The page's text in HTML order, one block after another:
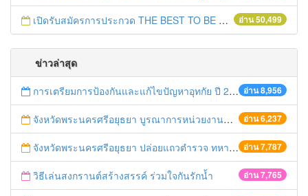
อ่าน 50,499
เปิดรับสมัครการประกวด THE BEST TO BE NUMBER ONE
ข่าวล่าสุด
อ่าน 8,956
การเตรียมการป้องกันและแก้ไขปัญหาอุทกัย ปี 2561
อ่าน 6,237
จังหวัดพระนครศรีอยุธยา บูรณาการหน่วยงานที่เกี่ยวข้อง ลงพื้นที่จัดระเบียบและดำเนินมาตรการตามบทลงโทษสูงสุดกับผู้ประกอบการร้านค้าที่ยังฝ่าฝืนตั้งร้านค้ารุกล้ำเขตพื้นที่ทางหลวง เตรียมความปลอดภัยก่อนเทศกาลสงกรานต์
อ่าน 7,787
จังหวัดพระนครศรีอยุธยา ปล่อยแถวตำรวจ ทหาร ฝ่ายปกครอง กว่า 100 นาย ตรวจเข้มท่ารถสาธารณะ สถานีขนส่งรถโดยสาร วินรถตู้ และสถานีรถไฟ เตรียมรับมือเทศกาลสงกรานต์
อ่าน 7,765
วิธีเล่นสงกรานต์สร้างสรรค์ ร่วมใจกันรักน้ำ